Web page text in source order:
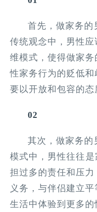
首先，做家务的
传统观念中，男性
维模式，使得做家
性家务行为的贬低
要以开放和包容的
02
其次，做家务的
模式中，男性往往
担过多的责任和压
义务，与伴侣建立
生活中体验到更多的